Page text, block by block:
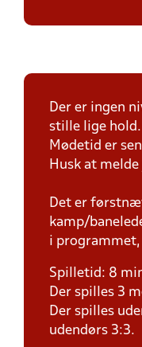
Der er ingen
stille lige hold.
Mødetid er
Husk at
Det er
kamp/
i
Spilletid: 8
Der spilles 3
Der spilles
udendørs 3:3.